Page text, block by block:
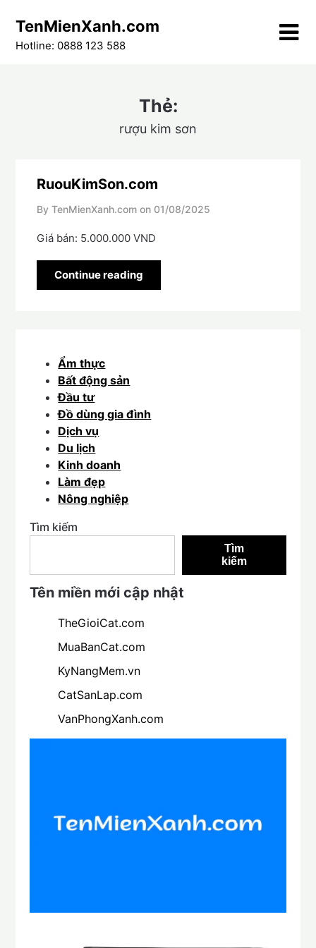
content
TenMienXanh.com
Hotline: 0888 123 588
Thẻ:
rượu kim sơn
RuouKimSon.com
By TenMienXanh.com on 01/08/2025
Giá bán: 5.000.000 VND
Continue reading
Ẩm thực
Bất động sản
Đầu tư
Đồ dùng gia đình
Dịch vụ
Du lịch
Kinh doanh
Làm đẹp
Nông nghiệp
Tìm kiếm
Tìm
kiếm
Tên miền mới cập nhật
TheGioiCat.com
MuaBanCat.com
KyNangMem.vn
CatSanLap.com
VanPhongXanh.com